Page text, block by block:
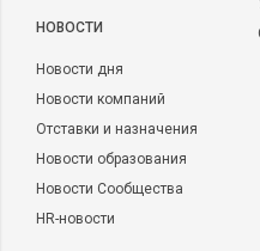
НОВОСТИ
Новости дня
Новости компаний
Отставки и назначения
Новости образования
Новости Сообщества
HR-новости